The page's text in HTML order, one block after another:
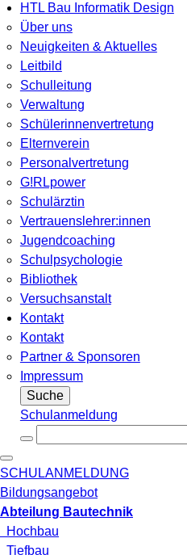
HTL Bau Informatik Design
Über uns
Neuigkeiten & Aktuelles
Leitbild
Schulleitung
Verwaltung
Schülerinnenvertretung
Elternverein
Personalvertretung
G!RLpower
Schulärztin
Vertrauenslehrer:innen
Jugendcoaching
Schulpsychologie
Bibliothek
Versuchsanstalt
Kontakt
Kontakt
Partner & Sponsoren
Impressum
Suche
Schulanmeldung
SCHULANMELDUNG
Bildungsangebot
Abteilung Bautechnik
Hochbau
Tiefbau